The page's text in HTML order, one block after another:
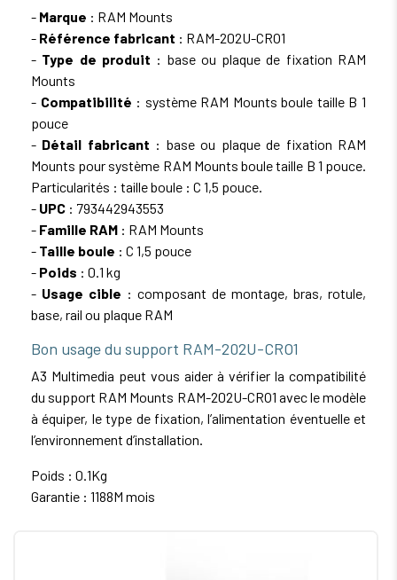
- Marque : RAM Mounts
- Référence fabricant : RAM-202U-CRO1
- Type de produit : base ou plaque de fixation RAM
Mounts
- Compatibilité : système RAM Mounts boule taille B 1
pouce
- Détail fabricant : base ou plaque de fixation RAM
Mounts pour système RAM Mounts boule taille B 1 pouce.
Particularités : taille boule : C 1,5 pouce.
- UPC : 793442943553
- Famille RAM : RAM Mounts
- Taille boule : C 1,5 pouce
- Poids : 0.1 kg
- Usage cible : composant de montage, bras, rotule,
base, rail ou plaque RAM
Bon usage du support RAM-202U-CRO1
A3 Multimedia peut vous aider à vérifier la compatibilité
du support RAM Mounts RAM-202U-CRO1 avec le modèle
à équiper, le type de fixation, l’alimentation éventuelle et
l’environnement d’installation.
Poids : 0.1Kg
Garantie : 1188M mois